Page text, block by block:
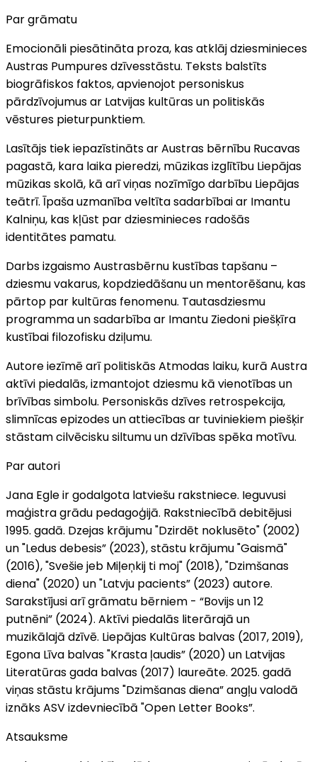
Par grāmatu
Emocionāli piesātināta proza, kas atklāj dziesminieces
Austras Pumpures dzīvesstāstu. Teksts balstīts
biogrāfiskos faktos, apvienojot personiskus
pārdzīvojumus ar Latvijas kultūras un politiskās
vēstures pieturpunktiem.
Lasītājs tiek iepazīstināts ar Austras bērnību Rucavas
pagastā, kara laika pieredzi, mūzikas izglītību Liepājas
mūzikas skolā, kā arī viņas nozīmīgo darbību Liepājas
teātrī. Īpaša uzmanība veltīta sadarbībai ar Imantu
Kalniņu, kas kļūst par dziesminieces radošās
identitātes pamatu.
Darbs izgaismo Austrasbērnu kustības tapšanu –
dziesmu vakarus, kopdziedāšanu un mentorēšanu, kas
pārtop par kultūras fenomenu. Tautasdziesmu
programma un sadarbība ar Imantu Ziedoni piešķīra
kustībai filozofisku dziļumu.
Autore iezīmē arī politiskās Atmodas laiku, kurā Austra
aktīvi piedalās, izmantojot dziesmu kā vienotības un
brīvības simbolu. Personiskās dzīves retrospekcija,
slimnīcas epizodes un attiecības ar tuviniekiem piešķir
stāstam cilvēcisku siltumu un dzīvības spēka motīvu.
Par autori
Jana Egle ir godalgota latviešu rakstniece. Ieguvusi
maģistra grādu pedagoģijā. Rakstniecībā debitējusi
1995. gadā. Dzejas krājumu "Dzirdēt noklusēto" (2002)
un "Ledus debesis” (2023), stāstu krājumu "Gaismā"
(2016), "Svešie jeb Miļeņkij ti moj" (2018), "Dzimšanas
diena" (2020) un "Latvju pacients” (2023) autore.
Sarakstījusi arī grāmatu bērniem - “Bovijs un 12
putnēni” (2024). Aktīvi piedalās literārajā un
muzikālajā dzīvē. Liepājas Kultūras balvas (2017, 2019),
Egona Līva balvas "Krasta ļaudis” (2020) un Latvijas
Literatūras gada balvas (2017) laureāte. 2025. gadā
viņas stāstu krājums "Dzimšanas diena” angļu valodā
iznāks ASV izdevniecībā "Open Letter Books”.
Atsauksme